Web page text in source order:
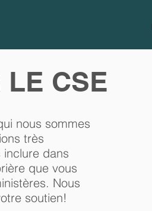
LE CSE
nous sommes
très
inclure dans
que vous
Nous
soutien!